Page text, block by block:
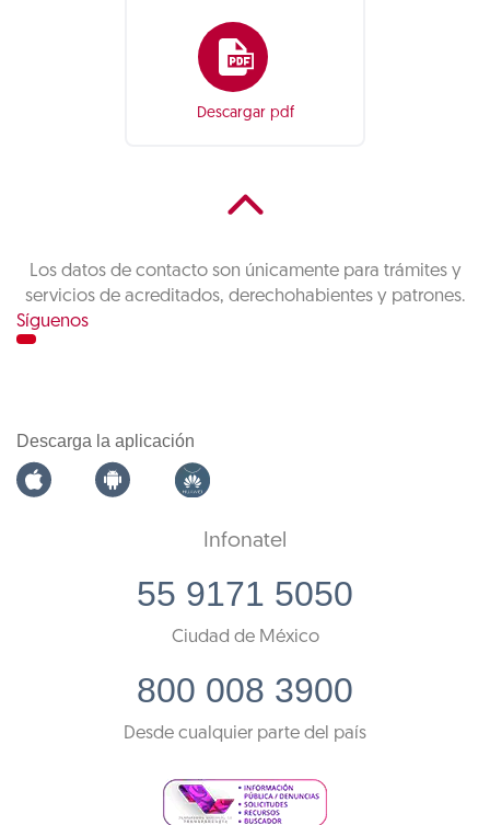
Descargar pdf
Los datos de contacto son únicamente para trámites y
servicios de acreditados, derechohabientes y patrones.
Síguenos
Descarga la aplicación
Infonatel
55 9171 5050
Ciudad de México
800 008 3900
Desde cualquier parte del país